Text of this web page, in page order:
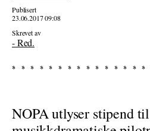
Publisert
23.06.2017 09:08
Skrevet av
- Red.
NOPA utlyser stipend